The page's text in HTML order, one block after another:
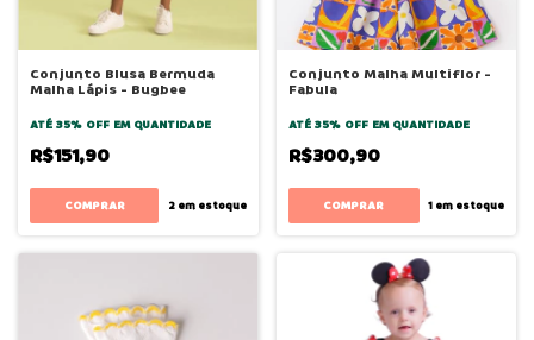
Conjunto Blusa Bermuda
Malha Lápis - Bugbee
ATÉ 35% OFF EM QUANTIDADE
R$151,90
COMPRAR 2em estoque
Conjunto Malha Multiflor -
Fabula
ATÉ 35% OFF EM QUANTIDADE
R$300,90
COMPRAR 1 em estoque